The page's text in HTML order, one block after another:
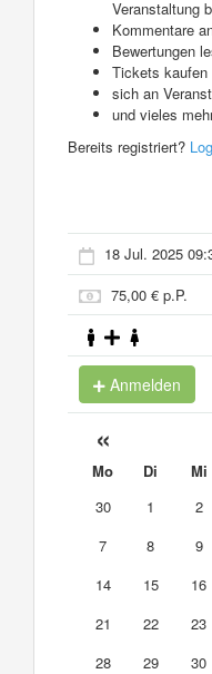
Veranstaltung
Kommentare
Bewertungen
Tickets kaufen
sich an
und vieles
Bereits registriert?
18 Jul. 2025
75,00 € p.P.
Anmelden
«
Mo Di Mi
30
1 2
7
8 9
14
15 16
21
22 23
28
29 30